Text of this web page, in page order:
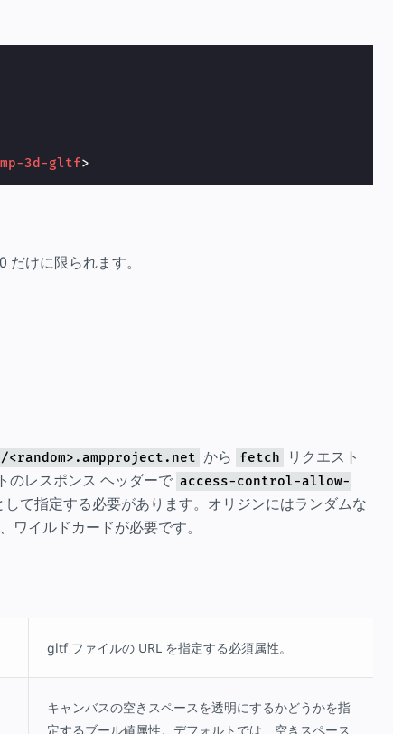
3d-gltf>
けに限られます。
から fetch
リクエスト
のレスポンス ヘッダーで access-control-allow-
して指定する必要があります。オリジンにはランダムな
ワイルドカードが必要です。
gltf ファイルの URL を指定する必須属性。
キャンバスの空きスペースを透明にするかどうかを指
定するブール値属性。デフォルトでは、空きスペース